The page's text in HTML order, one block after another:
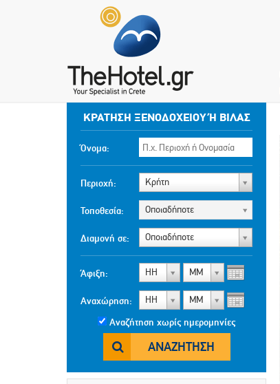
ΚΡΆΤΗΣΗ ΞΕΝΟΔΟΧΕΊΟΥ Ή ΒΊΛΑΣ
Όνομα:
Περιοχή: Κρήτη
Τοποθεσία: Οποιαδήποτε
Διαμονή σε: Οποιαδήποτε
Άφιξη: ΗΗ ΜΜ
Αναχώρηση: ΗΗ ΜΜ
Αναζήτηση χωρίς ημερομηνίες
ΑΝΑΖΉΤΗΣΗ